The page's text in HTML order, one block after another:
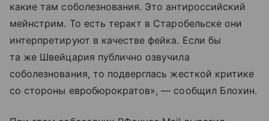
какие там соболезнования. Это антироссийский
мейнстрим. То есть теракт в Старобельске они
интерпретируют в качестве фейка. Если бы
та же Швейцария публично озвучила
соболезнования, то подверглась жесткой критике
со стороны евробюрократов», — сообщил Блохин.